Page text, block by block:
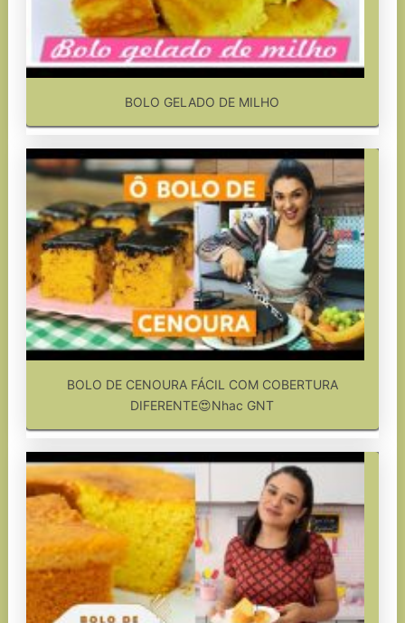
BOLO GELADO DE MILHO
BOLO DE CENOURA FÁCIL COM COBERTURA
DIFERENTE😍Nhac GNT